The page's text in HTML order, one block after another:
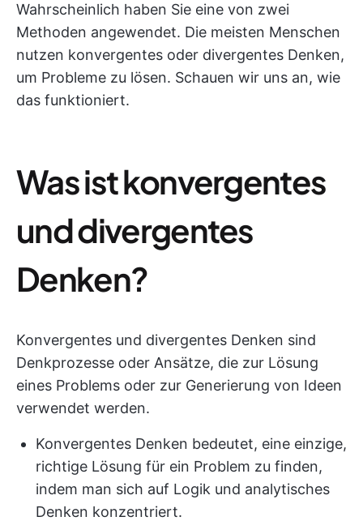
Wahrscheinlich haben Sie eine von zwei
Methoden angewendet. Die meisten Menschen
nutzen konvergentes oder divergentes Denken,
um Probleme zu lösen. Schauen wir uns an, wie
das funktioniert.
Was ist konvergentes
und divergentes
Denken?
Konvergentes und divergentes Denken sind
Denkprozesse oder Ansätze, die zur Lösung
eines Problems oder zur Generierung von Ideen
verwendet werden.
Konvergentes Denken bedeutet, eine einzige,
richtige Lösung für ein Problem zu finden,
indem man sich auf Logik und analytisches
Denken konzentriert.